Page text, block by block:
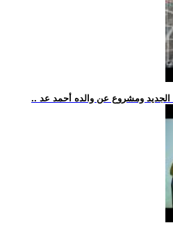
ومشروع عن والده أحمد عد